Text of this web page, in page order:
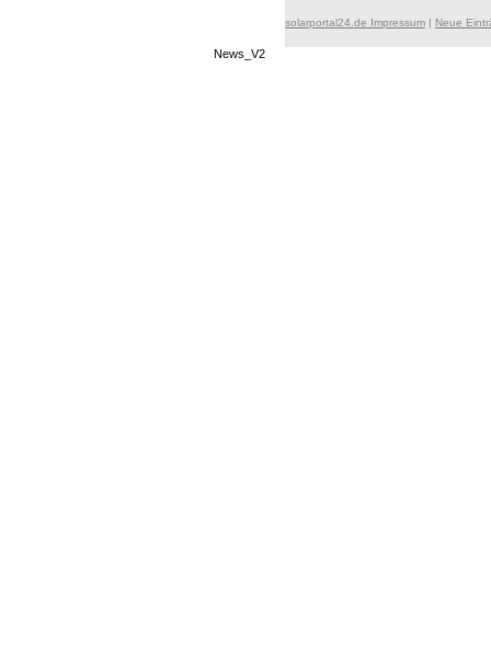
solarportal24.de Impressum | Neue
News_V2